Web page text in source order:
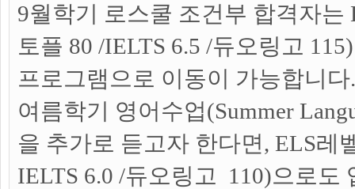
9월학기 로스쿨 조건부 합격자는
토플 80 /IELTS 6.5 /듀오링고
프로그램으로 이동이 가능합니
여름학기 영어수업(Summer
을 추가로 듣고자 한다면, ELS레
IELTS 6.0 /듀오링고 110)으로도